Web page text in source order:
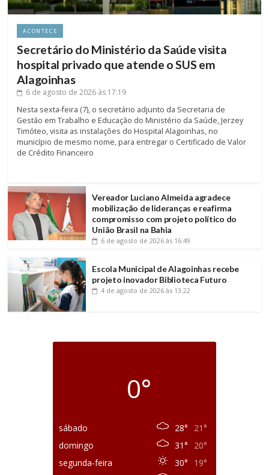
ACONTECE
Secretário do Ministério da Saúde visita
hospital privado que atende o SUS em
Alagoinhas
6 de agosto de 2026 às 17:19
Nesta sexta-feira (7), o secretário adjunto da Secretaria de
Gestão em Trabalho e Educação do Ministério da Saúde, Jerzey
Timóteo, visita as instalações do Hospital Alagoinhas, no
município de mesmo nome, para entregar o Certificado de Valor
de Crédito Financeiro
Vereador Luciano Almeida agradece
mobilização de lideranças e reafirma
compromisso com projeto político do
União Brasil na Bahia
6 de agosto de 2026 às 16:49
Escola Municipal de Alagoinhas recebe
projeto inovador Biblioteca Futuro
4 de agosto de 2026 às 13:22
0°
sábado 28°
21°
domingo
31°
20°
segunda-feira
30°
19°